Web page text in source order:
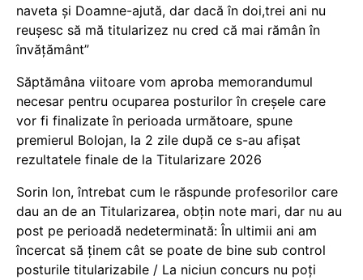
naveta și Doamne-ajută, dar dacă în doi,trei ani nu
reușesc să mă titularizez nu cred că mai rămân în
învățământ”
Săptămâna viitoare vom aproba memorandumul
necesar pentru ocuparea posturilor în creșele care
vor fi finalizate în perioada următoare, spune
premierul Bolojan, la 2 zile după ce s-au afișat
rezultatele finale de la Titularizare 2026
Sorin Ion, întrebat cum le răspunde profesorilor care
dau an de an Titularizarea, obțin note mari, dar nu au
post pe perioadă nedeterminată: În ultimii ani am
încercat să ținem cât se poate de bine sub control
posturile titularizabile / La niciun concurs nu poți